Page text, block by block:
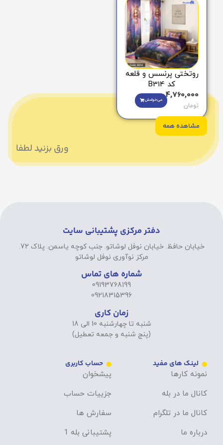
روتختی پرنسس و قلعه
کد B314
4,760,000
تومان
می‌خوامش
مشاهده همه
ورق بزنید لطفا
دفتر مرکزی پشتیبانی سایت
خیابان حافظ. خیابان نوفل لوشاتو. جنب کوچه یاسمن. پلاک 72.
مرکز نوآوری نوفل لوشاتو
شماره های تماس
09193768199
09218315396
زمان کاری
شنبه تا چهارشنبه 10 الی 18
(پنج شنبه و جمعه تعطیل)
لینک های مفید
نمونه کارها
کانال ما در بله
کانال ما در تلگرام
درباره ما
حساب کاربری
پیشخوان
جزییات حساب
سفارش ها
پشتیبانی بله 1